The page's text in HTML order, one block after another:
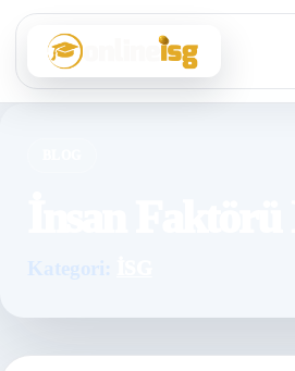
Kategori: